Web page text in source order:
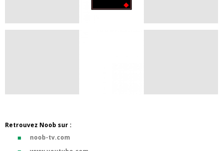
Retrouvez Noob sur :
noob-tv.com